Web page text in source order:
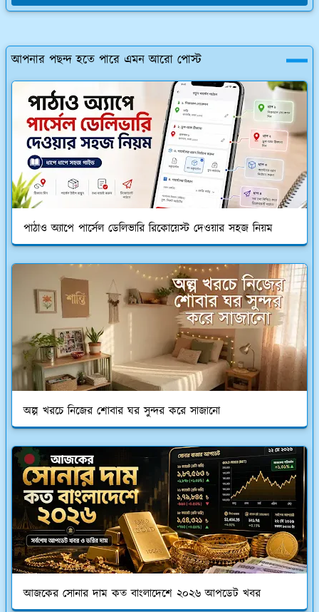
আপনার পছন্দ হতে পারে এমন আরো পোস্ট
পাঠাও অ্যাপে পার্সেল ডেলিভারি রিকোয়েস্ট দেওয়ার সহজ নিয়ম
অল্প খরচে নিজের শোবার ঘর সুন্দর করে সাজানো
আজকের সোনার দাম কত বাংলাদেশে ২০২৬ আপডেট খবর